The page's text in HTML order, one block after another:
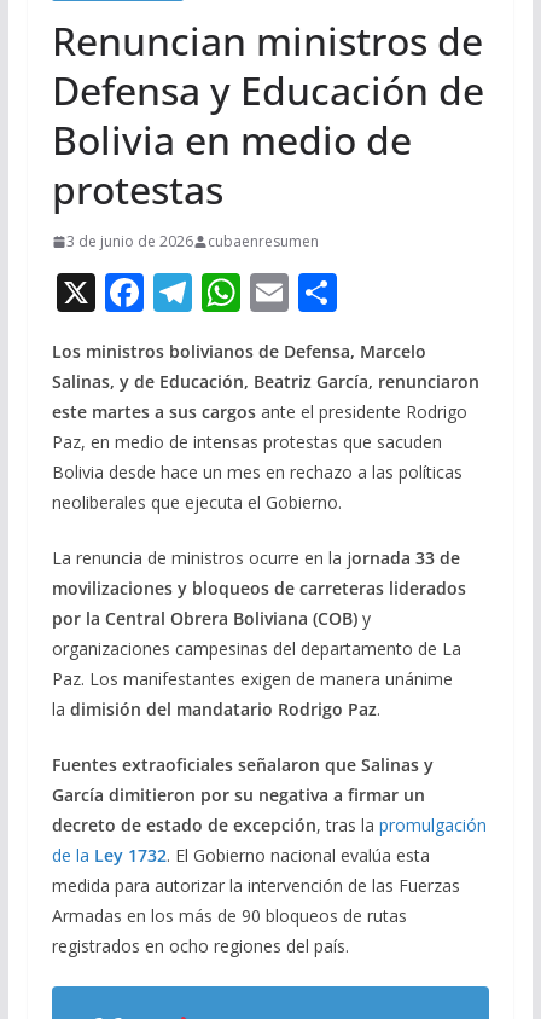
Renuncian ministros de
Defensa y Educación de
Bolivia en medio de
protestas
3 de junio de 2026 cubaenresumen
X F
ac
e
b
o
o
k
T
el
e
gr
a
m
W
at
s
A
p
p
E
m
ai
l
C
m
p
ar
ti
r
Los ministros bolivianos de Defensa, Marcelo
Salinas, y de Educación, Beatriz García, renunciaron
este martes a sus cargosante el presidente Rodrigo
Paz, en medio de intensas protestas que sacuden
Bolivia desde hace un mes en rechazo a las políticas
neoliberales que ejecuta el Gobierno.
La renuncia de ministros ocurre en la jornada 33 de
movilizaciones y bloqueos de carreteras liderados
por la Central Obrera Boliviana (COB) y
organizaciones campesinas del departamento de La
Paz. Los manifestantes exigen de manera unánime
la dimisión del mandatario Rodrigo Paz.
Fuentes extraoficiales señalaron que Salinas y
García dimitieron por su negativa a firmar un
decreto de estado de excepción, tras la promulgación
de la Ley 1732. El Gobierno nacional evalúa esta
medida para autorizar la intervención de las Fuerzas
Armadas en los más de 90 bloqueos de rutas
registrados en ocho regiones del país.